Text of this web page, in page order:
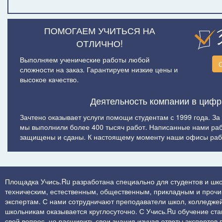
ПОМОГАЕМ УЧИТЬСЯ НА
ОТЛИЧНО!
Выполняем ученические работы любой
сложности на заказ. Гарантируем низкие цены и
высокое качество.
Деятельность компании в
Зачтено оказывает услуги помощи студентам с 1999 года.
мы выполнили более 400 тысяч работ. Написанные нами
защищены и сданы. К настоящему моменту наши офисы
Площадка Учись.Ru разработана специально для студентов и
техническим, естественным, общественным, прикладным и
экспертам. С нами сотрудничают преподаватели школ,
школьникам оказывается круглосуточно. С Учись.Ru обучение